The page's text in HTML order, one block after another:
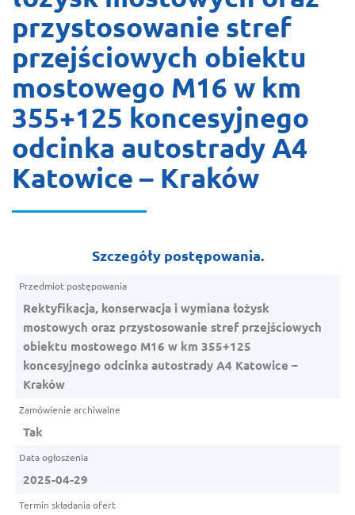
przystosowanie stref
przejściowych obiektu
mostowego M16 w km
355+125 koncesyjnego
odcinka autostrady A4
Katowice – Kraków
Szczegóły postępowania.
Rektyfikacja, konserwacja i wymiana łożysk
mostowych oraz przystosowanie stref przejściowych
obiektu mostowego M16 w km 355+125
koncesyjnego odcinka autostrady A4 Katowice –
Kraków
Tak
2025-04-29